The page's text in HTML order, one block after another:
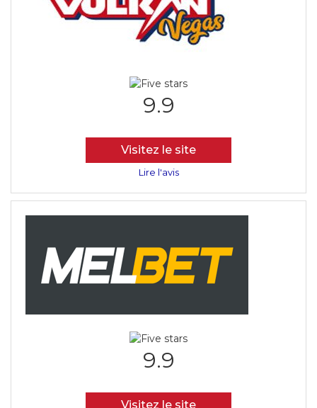
9.9
Visitez le site
Lire l'avis
9.9
Visitez le site